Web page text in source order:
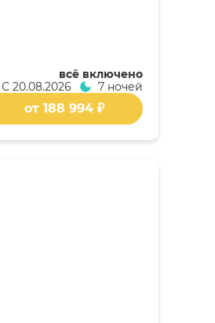
всё включено
С 20.08.2026 7 ночей
от 188 994 ₽